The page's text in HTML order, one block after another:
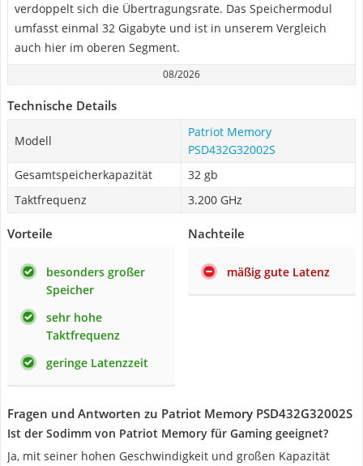
verdoppelt sich die Übertragungsrate. Das Speichermodul
umfasst einmal 32 Gigabyte und ist in unserem Vergleich
auch hier im oberen Segment.
08/2026
Technische Details
Modell
Patriot Memory
PSD432G32002S
Gesamtspeicherkapazität
32 gb
Taktfrequenz
‎3.200 GHz
Vorteile
besonders großer
Speicher
sehr hohe
Taktfrequenz
geringe Latenzzeit
Nachteile
mäßig gute Latenz
Fragen und Antworten zu Patriot Memory PSD432G32002S
Ist der Sodimm von Patriot Memory für Gaming geeignet?
Ja, mit seiner hohen Geschwindigkeit und großen Kapazität